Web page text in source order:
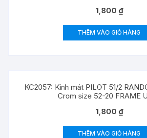
1,800 ₫
THÊM VÀO GIỎ HÀNG
KC2057: Kính mát PILOT 51/2
Crom size 52-20 FRAME
1,800 ₫
THÊM VÀO GIỎ HÀNG